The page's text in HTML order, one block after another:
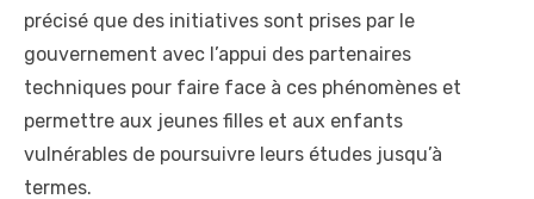
précisé que des initiatives sont prises par le
gouvernement avec l’appui des partenaires
techniques pour faire face à ces phénomènes et
permettre aux jeunes filles et aux enfants
vulnérables de poursuivre leurs études jusqu’à
termes.